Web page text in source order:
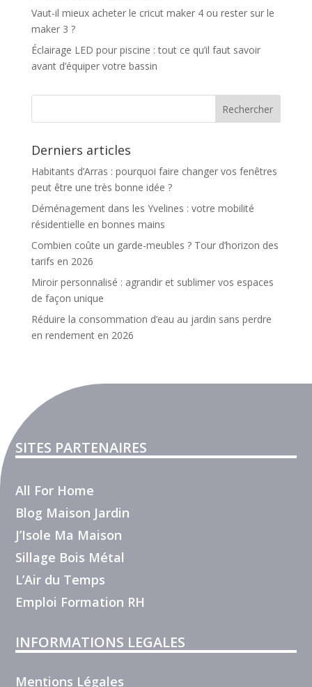
Vaut-il mieux acheter le cricut maker 4 ou rester sur le
maker 3 ?
Éclairage LED pour piscine : tout ce qu’il faut savoir
avant d’équiper votre bassin
Derniers articles
Habitants d’Arras : pourquoi faire changer vos fenêtres
peut être une très bonne idée ?
Déménagement dans les Yvelines : votre mobilité
résidentielle en bonnes mains
Combien coûte un garde-meubles ? Tour d’horizon des
tarifs en 2026
Miroir personnalisé : agrandir et sublimer vos espaces
de façon unique
Réduire la consommation d’eau au jardin sans perdre
en rendement en 2026
SITES PARTENAIRES
All For Home
Blog Maison Jardin
J’Isole Ma Maison
Sillage Bois Métal
L’Air du Temps
Emploi Formation RH
INFORMATIONS LEGALES
Mentions Légales